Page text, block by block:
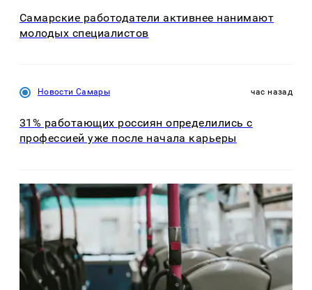
Самарские работодатели активнее нанимают
молодых специалистов
Новости Самары час назад
31% работающих россиян определились с
профессией уже после начала карьеры